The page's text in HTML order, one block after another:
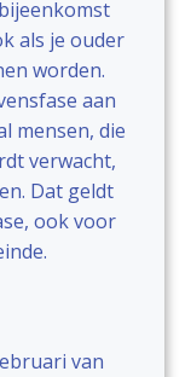
als je ouder
worden.
aan
mensen, die
verwacht,
Dat geldt
ook voor
van